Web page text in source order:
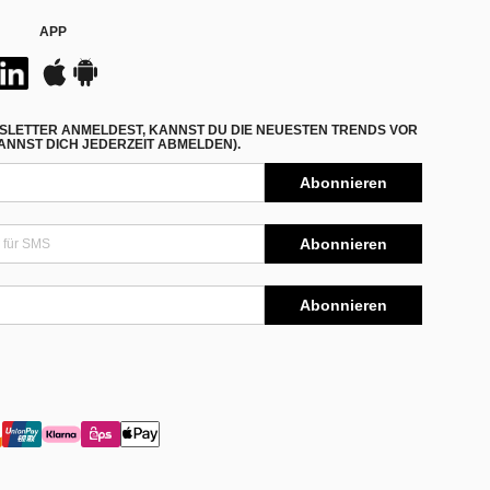
APP
ANMELDEST, KANNST DU DIE NEUESTEN TRENDS VOR
DICH JEDERZEIT ABMELDEN).
Abonnieren
Abonnieren
Abonnieren